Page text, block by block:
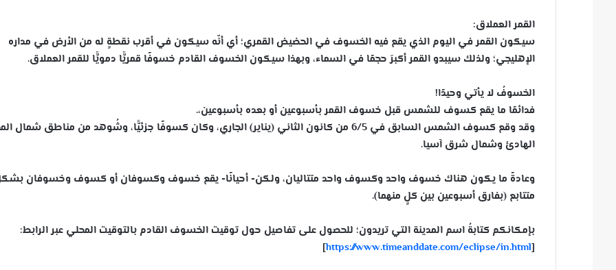
القمر العملاق:
سيكون القمر في اليوم الذي يقع فيه الخسوف في الحضيض القمري؛ أي أنّه سيكون في أقرب نقطةٍ له من الأرض في مداره
الإهليجي؛ ولذلك سيبدو القمر أكبرَ حجمًا في السماء، وبهذا سيكون الخسوف القادم خسوفًا قمريًّا دمويًّا للقمر العملاق.
الخسوفُ لا يأتي وحيدًا!
فدائمًا ما يقع كسوف للشمس قبل خسوف القمر بأسبوعين أو بعده بأسبوعين،.
وقد وقع كسوف الشمس السابق في 6/5 من كانون الثاني (يناير) الجاري، وكان كسوفًا جزئيًّا، وشُوهد من مناطق شمال
الهادئ وشمال شرق آسيا.
وعادةً ما يكون هناك خسوف واحد وكسوف واحد متتاليان، ولكن- أحيانًا- يقع خسوف وكسوفان أو كسوف وخسوفان
متتابع (بفارق أسبوعين بين كلٍ منهما).
بإمكانكم كتابةُ اسم المدينة التي تريدون؛ للحصول على تفاصيل حول توقيت الخسوف القادم بالتوقيت المحلي عبر الرابط:
[
https://www.timeanddate.com/eclipse/in.html
]